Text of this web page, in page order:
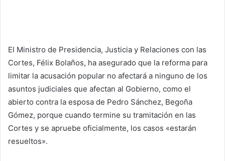
El Ministro de Presidencia, Justicia y Relaciones con las
Cortes, Félix Bolaños, ha asegurado que la reforma para
limitar la acusación popular no afectará a ninguno de los
asuntos judiciales que afectan al Gobierno, como el
abierto contra la esposa de Pedro Sánchez, Begoña
Gómez, porque cuando termine su tramitación en las
Cortes y se apruebe oficialmente, los casos «estarán
resueltos».